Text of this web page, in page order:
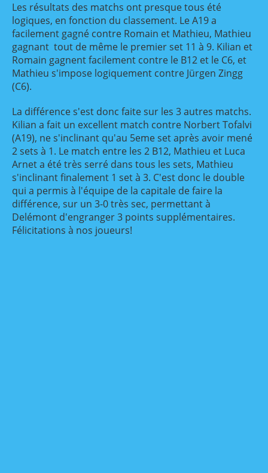
Les résultats des matchs ont presque tous été
logiques, en fonction du classement. Le A19 a
facilement gagné contre Romain et Mathieu, Mathieu
gagnant tout de même le premier set 11 à 9. Kilian et
Romain gagnent facilement contre le B12 et le C6, et
Mathieu s'impose logiquement contre Jürgen Zingg
(C6).
La différence s'est donc faite sur les 3 autres matchs.
Kilian a fait un excellent match contre Norbert Tofalvi
(A19), ne s'inclinant qu'au 5eme set après avoir mené
2 sets à 1. Le match entre les 2 B12, Mathieu et Luca
Arnet a été très serré dans tous les sets, Mathieu
s'inclinant finalement 1 set à 3. C'est donc le double
qui a permis à l'équipe de la capitale de faire la
différence, sur un 3-0 très sec, permettant à
Delémont d'engranger 3 points supplémentaires.
Félicitations à nos joueurs!